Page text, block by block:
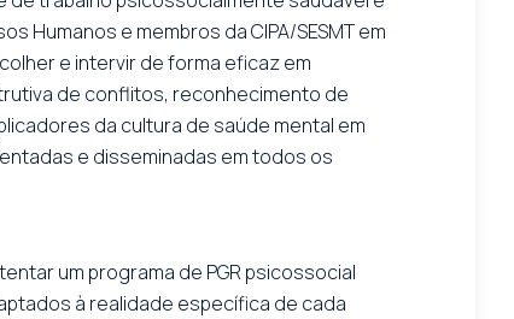
e membros da CIPA/SESMT em
e intervir de forma eficaz em
de conflitos, reconhecimento de
da cultura de saúde mental em
e disseminadas em todos os
um programa de PGR psicossocial
à realidade específica de cada